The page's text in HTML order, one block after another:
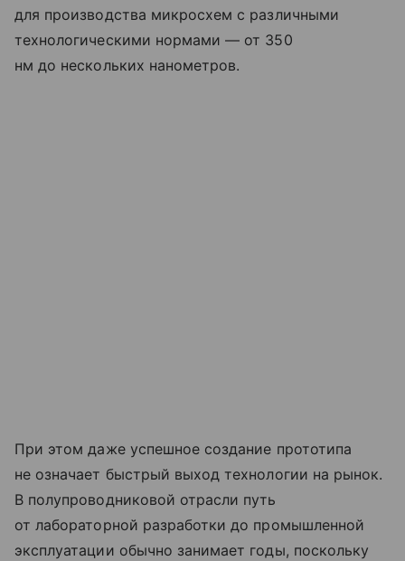
для производства микросхем с различными
технологическими нормами — от 350
нм до нескольких нанометров.
При этом даже успешное создание прототипа
не означает быстрый выход технологии на рынок.
В полупроводниковой отрасли путь
от лабораторной разработки до промышленной
эксплуатации обычно занимает годы, поскольку